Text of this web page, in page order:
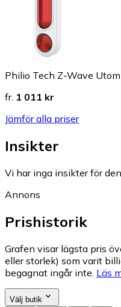
Philio Tech Z-Wave
fr. 1 011 kr
Jämför alla priser
Insikter
Vi har inga insikter för
Annons
Prishistorik
Grafen visar lägsta pris
eller storlek) som varit
begagnat ingår inte. Läs
Välj butik